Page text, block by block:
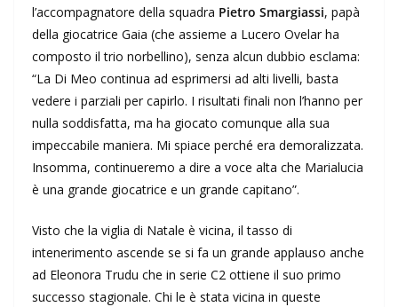
l’accompagnatore della squadra Pietro Smargiassi, papà
della giocatrice Gaia (che assieme a Lucero Ovelar ha
composto il trio norbellino), senza alcun dubbio esclama:
“La Di Meo continua ad esprimersi ad alti livelli, basta
vedere i parziali per capirlo. I risultati finali non l’hanno per
nulla soddisfatta, ma ha giocato comunque alla sua
impeccabile maniera. Mi spiace perché era demoralizzata.
Insomma, continueremo a dire a voce alta che Marialucia
è una grande giocatrice e un grande capitano”.
Visto che la viglia di Natale è vicina, il tasso di
intenerimento ascende se si fa un grande applauso anche
ad Eleonora Trudu che in serie C2 ottiene il suo primo
successo stagionale. Chi le è stata vicina in queste